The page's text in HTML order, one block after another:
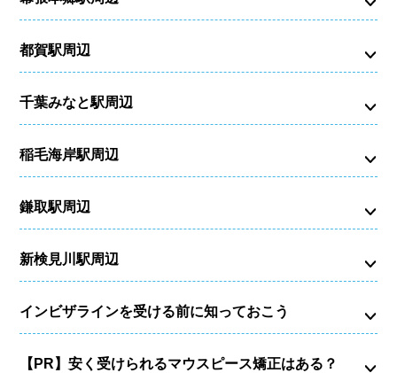
都賀駅周辺
千葉みなと駅周辺
稲毛海岸駅周辺
鎌取駅周辺
新検見川駅周辺
インビザラインを受ける前に知っておこう
【PR】安く受けられるマウスピース矯正はある？